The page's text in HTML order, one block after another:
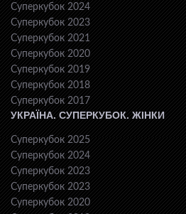
Суперкубок 2024
Суперкубок 2023
Суперкубок 2021
Суперкубок 2020
Суперкубок 2019
Суперкубок 2018
Суперкубок 2017
УКРАЇНА. СУПЕРКУБОК. ЖІНКИ
Суперкубок 2025
Суперкубок 2024
Суперкубок 2023
Суперкубок 2023
Суперкубок 2020